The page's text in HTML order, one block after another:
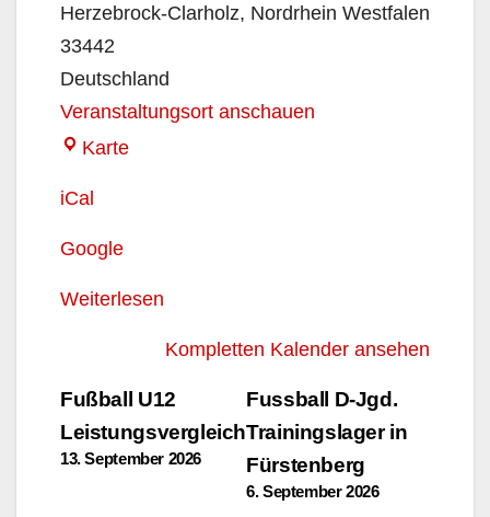
Herzebrock-Clarholz, Nordrhein Westfalen
33442
Deutschland
Veranstaltungsort anschauen
KarteVereinsheim
iCal
Google
Weiterlesen
Kompletten Kalender ansehen
Beitragsnavigation
Fussball D-Jgd.
Trainingslager in
Fürstenberg
6. September 2026
Fußball U12
Leistungsvergleich
13. September 2026